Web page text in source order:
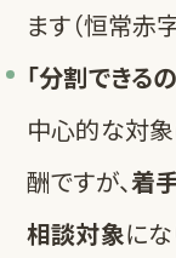
ます（恒常赤
「分割できる
中心的な対
酬ですが、着
相談対象に